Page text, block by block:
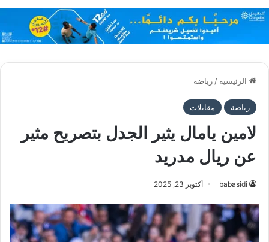
الرئيسية / رياضة
رياضة مقابلات
لامين يامال يثير الجدل بتصريح مثير
عن ريال مدريد
babasidi أكتوبر 23, 2025